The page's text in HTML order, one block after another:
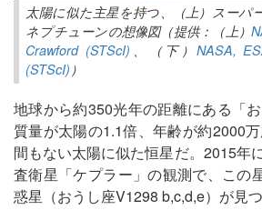
太陽に似た主星を持つ、（上）スーパ
ネプチューンの想像図（提供：（上）
Crawford (STScI) 、（下） NASA,
(STScI) ）
地球から約350光年の距離にある「お
質量が太陽の1.1倍、年齢が約2000
間もない太陽に似た恒星だ。2015年
査衛星「ケプラー」の観測で、この
惑星（おうし座V1298 b,c,d,e）が見つ